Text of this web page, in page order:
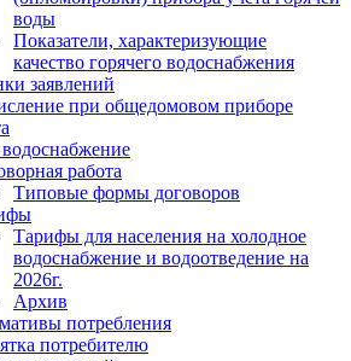
воды
Показатели, характеризующие
качество горячего водоснабжения
заявлений
при общедомовом приборе
работа
Типовые формы договоров
Тарифы для населения на холодное
водоснабжение и водоотведение на
2026г.
Архив
потребления
потребителю